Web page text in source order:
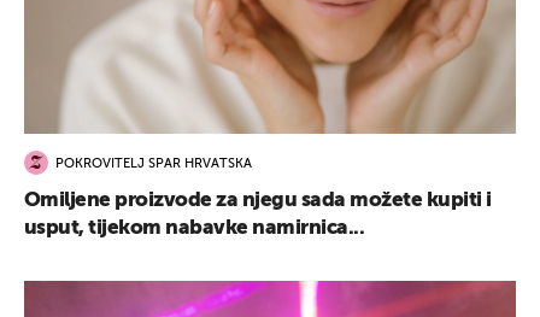
POKROVITELJ SPAR HRVATSKA
Omiljene proizvode za njegu sada možete kupiti i
usput, tijekom nabavke namirnica...